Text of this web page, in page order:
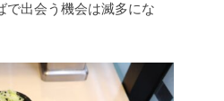
で出会う機会は滅多にな